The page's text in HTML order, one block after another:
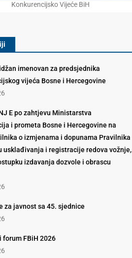
Konkurencijsko Vijeće BiH
imenovan za predsjednika
vijeća Bosne i Hercegovine
E po zahtjevu Ministarstva
i prometa Bosne i Hercegovine na
o izmjenama i dopunama Pravilnika
usklađivanja i registracije redova vožnje,
izdavanja dozvole i obrascu
za javnost sa 45. sjednice
forum FBiH 2026